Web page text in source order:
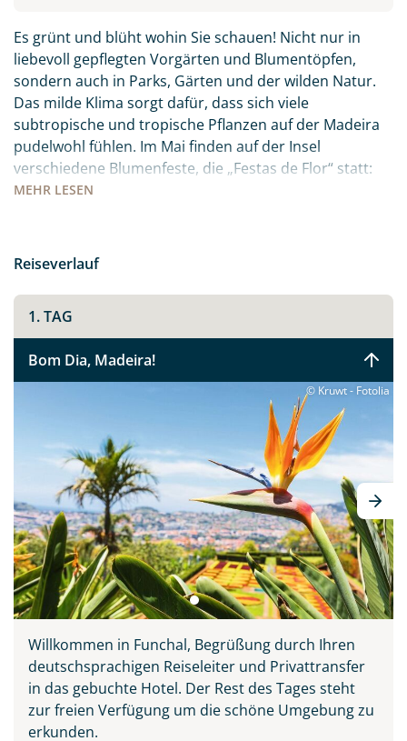
MEHR LESEN
Es grünt und blüht wohin Sie schauen! Nicht nur in
liebevoll gepflegten Vorgärten und Blumentöpfen,
sondern auch in Parks, Gärten und der wilden Natur.
Das milde Klima sorgt dafür, dass sich viele
subtropische und tropische Pflanzen auf der Madeira
pudelwohl fühlen. Im Mai finden auf der Insel
verschiedene Blumenfeste, die „Festas de Flor“ statt:
die Orte sind mit Blüten und Blumen geschmückt, es
Atlantiks.Auch kulinarisch hat die Insel viel zu bieten:
Wärme braucht um sich zum süßen Gold zu wandeln.
Der „Peixe Espada Preto“ – schwarzer Degenfisch, den
Sie bitte zunächst probieren, bevor Sie ihn sich auf den
Tischen der Markthalle Funchals anschauen. Verpassen
sollten Sie keinesfalls Madeiras Nationalgericht
„Espetata“ - die aufgespießten Rinderstücke, welche
über den Holzkohlegrill zubereitet werden. Diese Reise
vereint alle Schönheiten der Insel: Natur, Meer,
Entspannung, Kultur, Tradition und Kulinarik. Ihr
deutscher Reiseleiter zeigt Ihnen ganz persönlich seine
Wahlheimat auf 3 inkludierten Ausflügen, erklärt
Wissenswertes und führt Sie abseits der großen
Touristenströme hinein ins authentische Madeira.
Reiseverlauf
1. TAG
Bom Dia, Madeira!
© Kruwt - Fotolia
Willkommen in Funchal, Begrüßung durch Ihren
deutschsprachigen Reiseleiter und Privattransfer
in das gebuchte Hotel. Der Rest des Tages steht
zur freien Verfügung um die schöne Umgebung zu
erkunden.